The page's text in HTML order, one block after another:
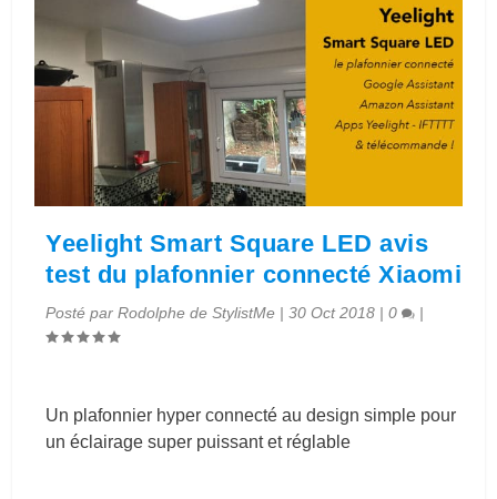
Yeelight Smart Square LED avis
test du plafonnier connecté Xiaomi
Posté parRodolphe de StylistMe |30 Oct 2018 |0 |
Un plafonnier hyper connecté au design simple pour
un éclairage super puissant et réglable